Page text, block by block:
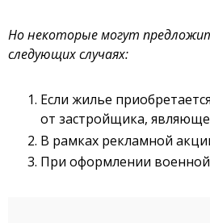
Но некоторые могут
следующих случаях:
Если жилье
от застройщика,
В рамках рекламной
При оформлении